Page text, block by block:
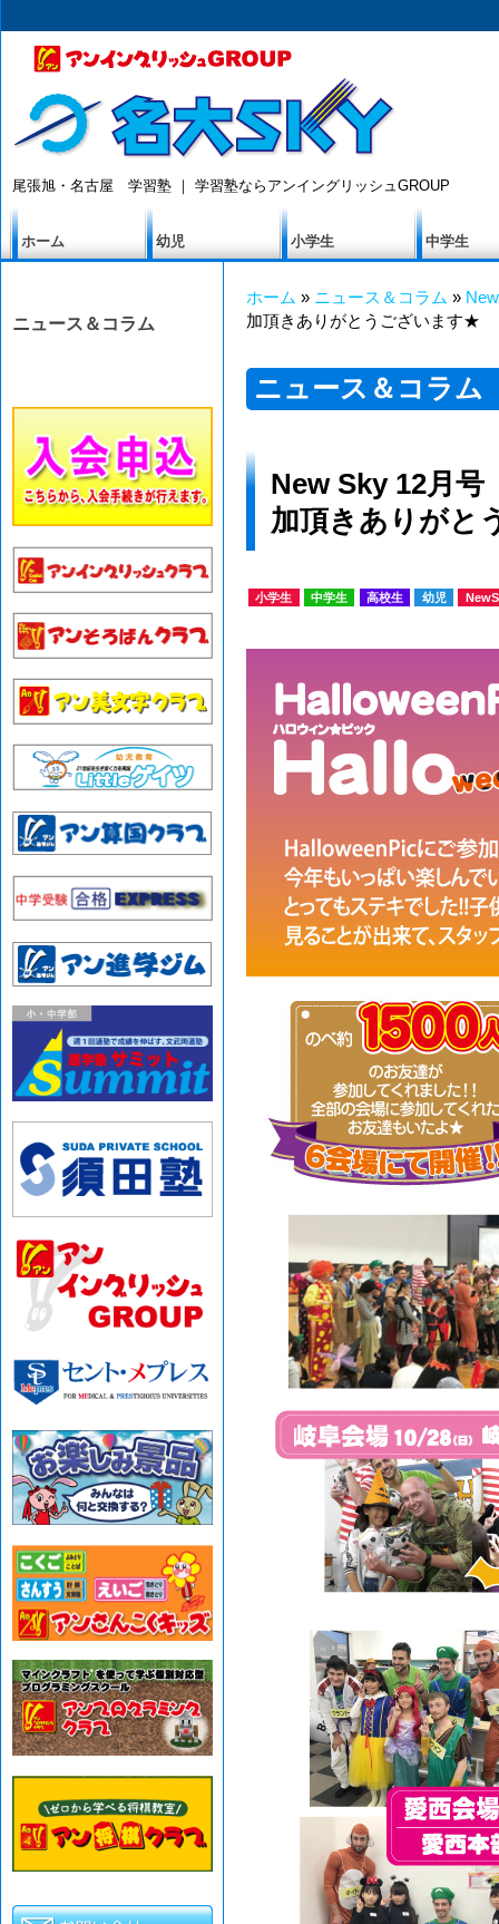
尾張旭・名古屋 学習塾 ｜ 学習塾ならアンイングリッシュGROUP
ホーム 幼児 小学生 中学生
ニュース＆コラム
ホーム » ニュース＆コラム »
加頂きありがとうございます★
ニュース＆コラム
New Sky 12月
加頂きありがと
小学生 中学生 高校生 幼児